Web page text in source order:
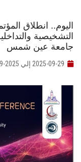
اليوم.. انطلاق
التشخيصية
جامعة عين شمس
2025-09-29 إلي 2025-09-30